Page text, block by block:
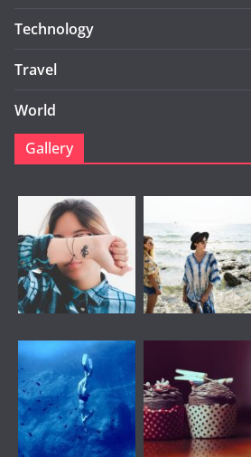
Technology
Travel
World
Gallery